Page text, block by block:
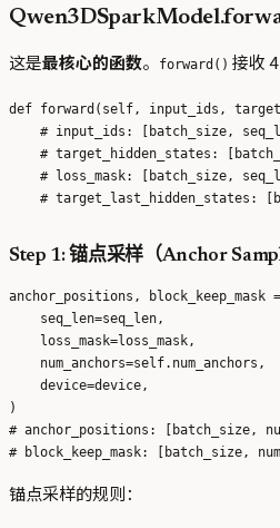
这是最核心的函数。 forward() 接收 4
def forward(self, input_ids,
# input_ids: [batch_size,
# target_hidden_states:
# loss_mask: [batch_size,
Step 1: 锚点采样（Anchor
anchor_positions, block_keep_mask
    seq_len=seq_len,
    loss_mask=loss_mask,
num_anchors=self.num_anchors,
    device=device,
)
# anchor_positions: [batch_size,
锚点采样的规则：